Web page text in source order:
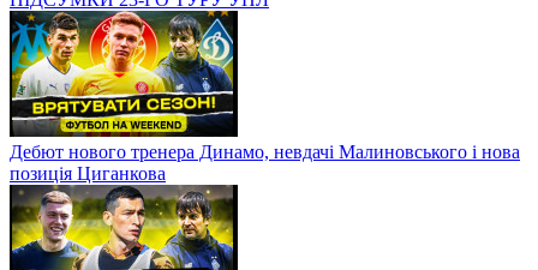
Дебют нового тренера Динамо, невдачі Малиновського і нова
позиція Циганкова